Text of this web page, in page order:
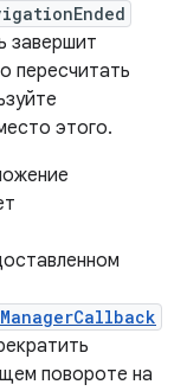
завершит
пересчитать
этого.
повороте на